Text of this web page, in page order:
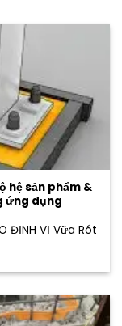
hệ sản phẩm &
ứng dụng
ĐỊNH VỊ Vữa Rót